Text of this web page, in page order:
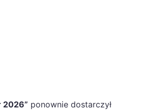
2026” ponownie dostarczył